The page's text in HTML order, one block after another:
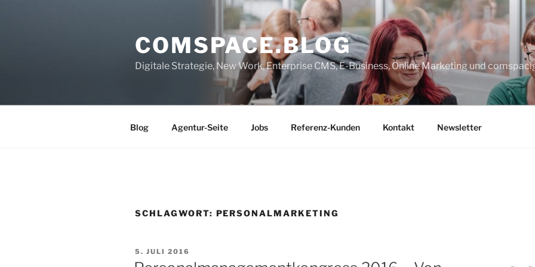
COMSPACE.BLOG
Digitale Strategie, New Work, Enterprise CMS, E-Business, Online Marketing und
Blog Agentur-Seite Jobs Referenz-Kunden Kontakt Newsletter
SCHLAGWORT: PERSONALMARKETING
VERÖFFENTLICHT
AM
5. JULI 2016